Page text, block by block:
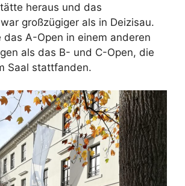
heraus und das
großzügiger als in Deizisau.
das A-Open in einem anderen
als das B- und C-Open, die
Saal stattfanden.